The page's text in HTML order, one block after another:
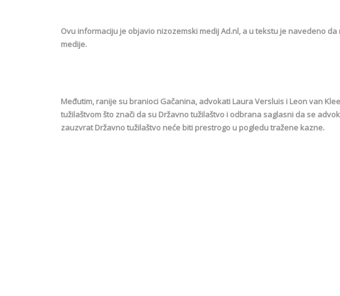
Ovu informaciju je objavio nizozemski medij Ad.nl, a u tekstu je navedeno
medije.
Međutim, ranije su branioci Gačanina, advokati Laura Versluis i Leon van
tužilaštvom što znači da su Državno tužilaštvo i odbrana saglasni da se
zauzvrat Državno tužilaštvo neće biti prestrogo u pogledu tražene kazne.